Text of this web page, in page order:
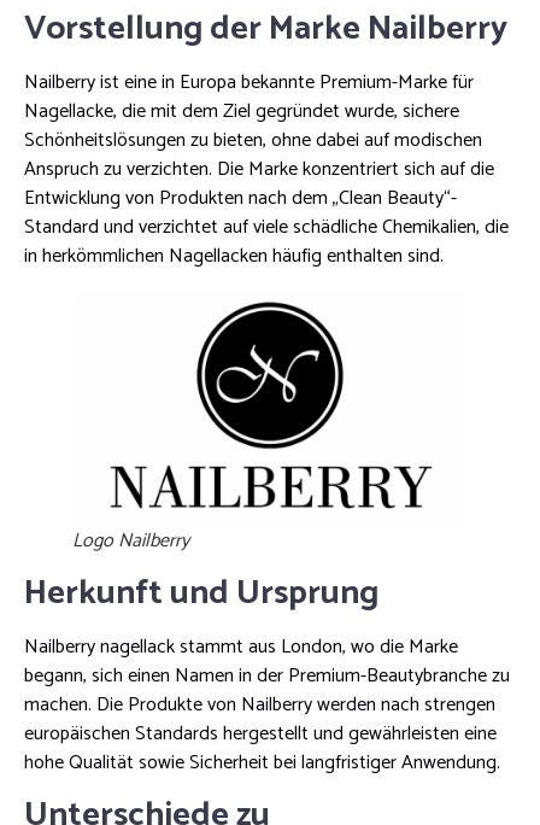
Vorstellung der Marke Nailberry
Nailberry ist eine in Europa bekannte Premium-Marke für
Nagellacke, die mit dem Ziel gegründet wurde, sichere
Schönheitslösungen zu bieten, ohne dabei auf modischen
Anspruch zu verzichten. Die Marke konzentriert sich auf die
Entwicklung von Produkten nach dem „Clean Beauty“-
Standard und verzichtet auf viele schädliche Chemikalien, die
in herkömmlichen Nagellacken häufig enthalten sind.
Logo Nailberry
Herkunft und Ursprung
Nailberry nagellack stammt aus London, wo die Marke
begann, sich einen Namen in der Premium-Beautybranche zu
machen. Die Produkte von Nailberry werden nach strengen
europäischen Standards hergestellt und gewährleisten eine
hohe Qualität sowie Sicherheit bei langfristiger Anwendung.